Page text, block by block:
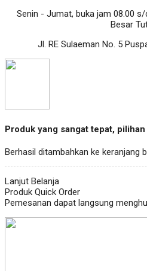
Senin - Jumat, buka jam 08.00
Besar
Jl. RE Sulaeman No. 5
Produk yang sangat tepat, pilihan
Berhasil ditambahkan ke keranjang
Lanjut Belanja
Produk Quick Order
Pemesanan dapat langsung